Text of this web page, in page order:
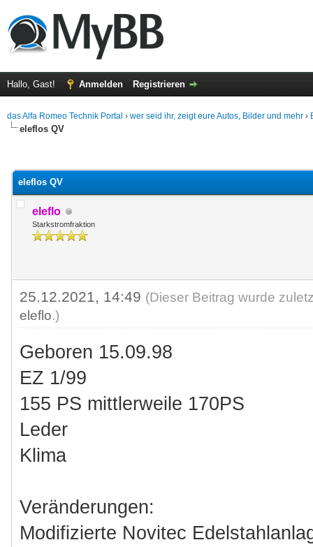
Hallo, Gast! Anmelden Registrieren
das Alfa Romeo Technik Portal › wer seid ihr, zeigt eure Autos, Bilder und mehr ›
eleflos QV
eleflos QV
eleflo
Starkstromfraktion
25.12.2021, 14:49 (Dieser Beitrag wurde
eleflo.)
Geboren 15.09.98
EZ 1/99
155 PS mittlerweile 170PS
Leder
Klima
Veränderungen:
Modifizierte Novitec